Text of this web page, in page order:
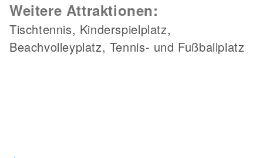
Weitere Attraktionen:
Tischtennis, Kinderspielplatz,
Beachvolleyplatz, Tennis- und Fußballplatz